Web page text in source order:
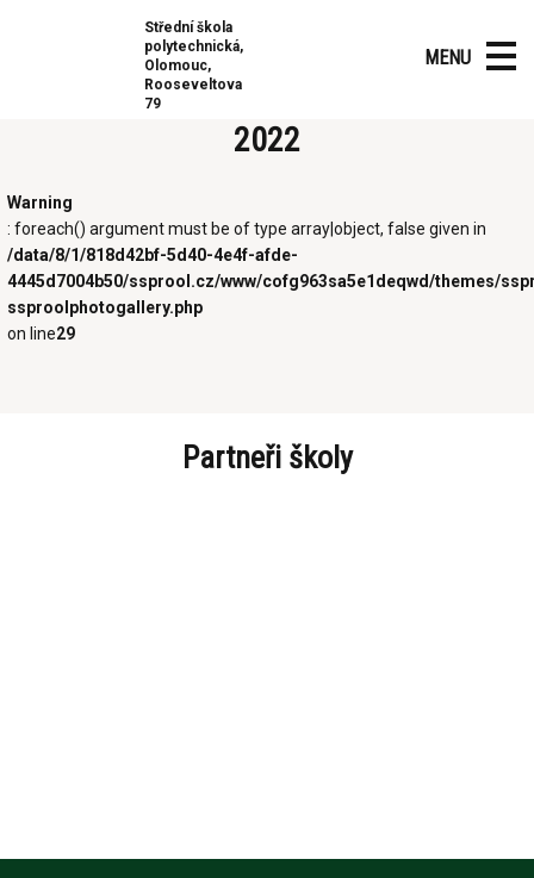
Střední škola
polytechnická,
Olomouc,
Rooseveltova
79
MENU
ČESKÉ RUČIČKY – KOVO JUNIOR
2022
Warning
: foreach() argument must be of type array|object, false given in
/data/8/1/818d42bf-5d40-4e4f-afde-
4445d7004b50/ssprool.cz/www/cofg963sa5e1deqwd/themes/
ssproolphotogallery.php
on line29
Partneři školy